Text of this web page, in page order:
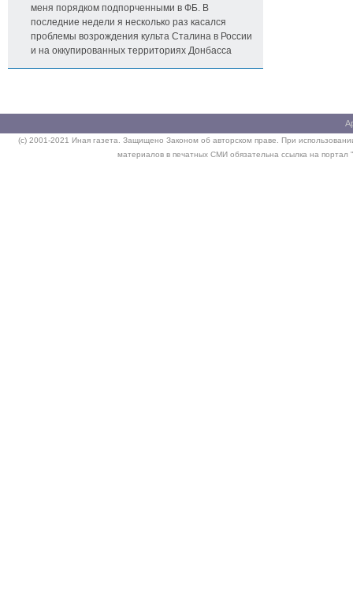
меня порядком подпорченными в ФБ. В
последние недели я несколько раз касался
проблемы возрождения культа Сталина в России
и на оккупированных территориях Донбасса
(c) 2001-2021 Иная газета. Защищено Законом об авторском праве. При
материалов в печатных СМИ обязательна ссылка на